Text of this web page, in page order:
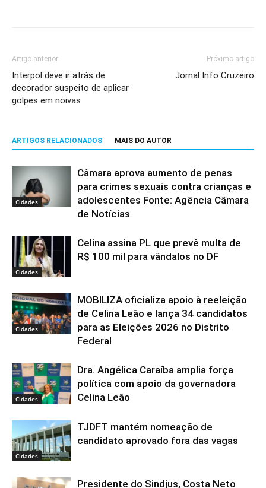
Artigo anterior
Interpol deve ir atrás de
decorador suspeito de aplicar
golpes em noivas
Próximo artigo
Jornal Info Cruzeiro
ARTIGOS RELACIONADOS MAIS DO AUTOR
Cidades
Câmara aprova aumento de penas
para crimes sexuais contra crianças e
adolescentes Fonte: Agência Câmara
de Notícias
Cidades
Celina assina PL que prevê multa de
R$ 100 mil para vândalos no DF
Cidades
MOBILIZA oficializa apoio à reeleição
de Celina Leão e lança 34 candidatos
para as Eleições 2026 no Distrito
Federal
Cidades
Dra. Angélica Caraíba amplia força
política com apoio da governadora
Celina Leão
Cidades
TJDFT mantém nomeação de
candidato aprovado fora das vagas
Presidente do Sindjus, Costa Neto